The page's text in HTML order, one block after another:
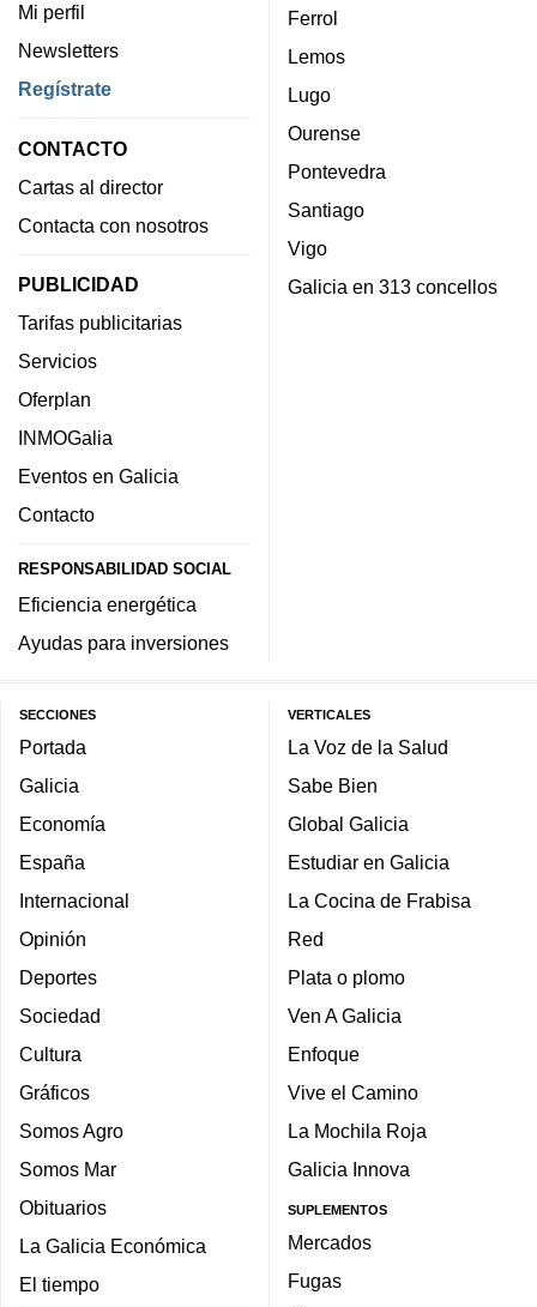
Mi perfil
Newsletters
Regístrate
CONTACTO
Cartas al director
Contacta con nosotros
PUBLICIDAD
Tarifas publicitarias
Servicios
Oferplan
INMOGalia
Eventos en Galicia
Contacto
RESPONSABILIDAD SOCIAL
Eficiencia energética
Ayudas para inversiones
Ferrol
Lemos
Lugo
Ourense
Pontevedra
Santiago
Vigo
Galicia en 313 concellos
SECCIONES
Portada
Galicia
Economía
España
Internacional
Opinión
Deportes
Sociedad
Cultura
Gráficos
Somos Agro
Somos Mar
Obituarios
La Galicia Económica
El tiempo
VERTICALES
La Voz de la Salud
Sabe Bien
Global Galicia
Estudiar en Galicia
La Cocina de Frabisa
Red
Plata o plomo
Ven A Galicia
Enfoque
Vive el Camino
La Mochila Roja
Galicia Innova
SUPLEMENTOS
Mercados
Fugas